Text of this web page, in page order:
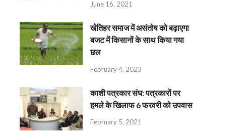
June 16, 2021
खेतिहर समाज में असंतोष को बढ़ाएगा
बजट में किसानों के साथ किया गया
छल
February 4, 2023
काशी पत्रकार संघ: पत्रकारों पर
हमले के खिलाफ 6 फरवरी को उपवास
February 5, 2021